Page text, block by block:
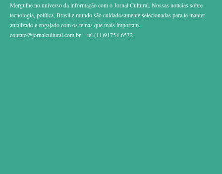
Mergulhe no universo da informação com o Jornal Cultural. Nossas notícias sobre
tecnologia, política, Brasil e mundo são cuidadosamente selecionadas para te manter
atualizado e engajado com os temas que mais importam.
contato@jornalcultural.com.br – tel.(11)91754-6532